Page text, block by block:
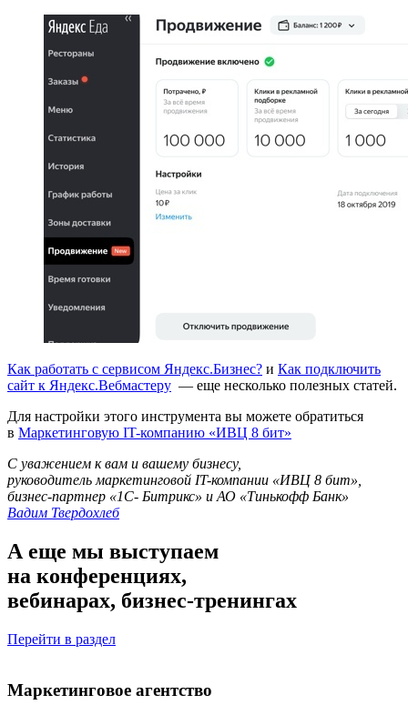
Как работать с сервисом Яндекс.Бизнес? и Как подключить
сайт к Яндекс.Вебмастеру — еще несколько полезных статей.
Для настройки этого инструмента вы можете обратиться
в Маркетинговую IT-компанию «ИВЦ 8 бит»
С уважением к вам и вашему бизнесу,
руководитель маркетинговой IT-компании «ИВЦ 8 бит»,
бизнес-партнер «1С- Битрикс» и АО «Тинькофф Банк»
Вадим Твердохлеб
А еще мы выступаем
на конференциях,
вебинарах, бизнес-тренингах
Перейти в раздел
Маркетинговое агентство